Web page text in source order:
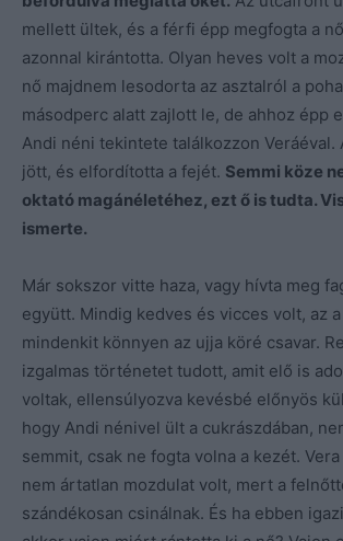
mellett ültek, és a férfi épp megfogta a
azonnal kirántotta. Olyan heves volt a
nő majdnem lesodorta az asztalról a
másodperc alatt zajlott le, de ahhoz épp
Andi néni tekintete találkozzon Veráéval.
jött, és elfordította a fejét. Semmi köze
oktató magánéletéhez, ezt ő is tudta.
ismerte.
Már sokszor vitte haza, vagy hívta meg
együtt. Mindig kedves és vicces volt, az
mindenkit könnyen az ujja köré csavar.
izgalmas történetet tudott, amit elő is
voltak, ellensúlyozva kevésbé előnyös
hogy Andi nénivel ült a cukrászdában,
semmit, csak ne fogta volna a kezét.
nem ártatlan mozdulat volt, mert a
szándékosan csinálnak. És ha ebben